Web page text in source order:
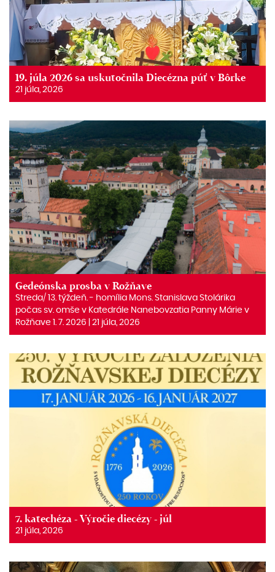
19. júla 2026 sa uskutočnila Diecézna púť v Bôrke
21 júla, 2026
Gedeónska prosba v Rožňave
Streda/ 13. týždeň. ‒ homília Mons. Stanislava Stolárika
počas sv. omše v Katedrále Nanebovzatia Panny Márie v
Rožňave 1. 7. 2026 | 21 júla, 2026
7. katechéza - Výročie diecézy - júl
21 júla, 2026